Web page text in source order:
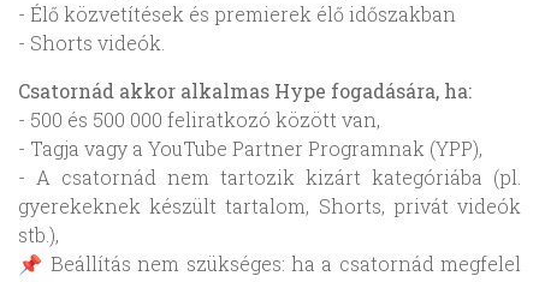
- Élő közvetítések és premierek élő időszakban
- Shorts videók.
Csatornád akkor alkalmas Hype fogadására, ha:
- 500 és 500 000 feliratkozó között van,
- Tagja vagy a YouTube Partner Programnak (YPP),
- A csatornád nem tartozik kizárt kategóriába (pl.
gyerekeknek készült tartalom, Shorts, privát videók
stb.),
📌 Beállítás nem szükséges: ha a csatornád megfelel